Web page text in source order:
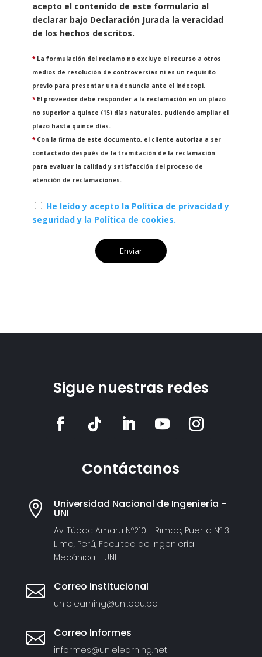
acepto el contenido de este formulario al
declarar bajo Declaración Jurada la veracidad
de los hechos descritos.
* La formulación del reclamo no excluye el recurso a otros
medios de resolución de controversias ni es un requisito
previo para presentar una denuncia ante el Indecopi.
* El proveedor debe responder a la reclamación en un plazo
no superior a quince (15) días naturales, pudiendo ampliar el
plazo hasta quince días.
* Con la firma de este documento, el cliente autoriza a ser
contactado después de la tramitación de la reclamación
para evaluar la calidad y satisfacción del proceso de
atención de reclamaciones.
He leído y acepto la Política de privacidad y
seguridad y la Política de cookies.
Sigue nuestras redes
Contáctanos
 Universidad Nacional de Ingeniería -
UNI
Av. Túpac Amaru Nº210 - Rimac, Puerta Nº 3
Lima, Perú, Facultad de Ingeniería
Mecánica - UNI
 Correo Institucional
unielearning@uni.edu.pe
 Correo Informes
informes@unielearning.net